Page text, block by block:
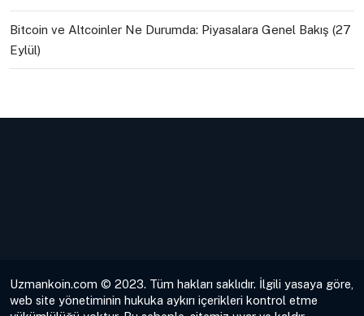
Bitcoin ve Altcoinler Ne Durumda: Piyasalara Genel Bakış (27
Eylül)
Uzmankoin.com © 2023. Tüm hakları saklıdır. İlgili yasaya göre,
web site yönetiminin hukuka aykırı içerikleri kontrol etme